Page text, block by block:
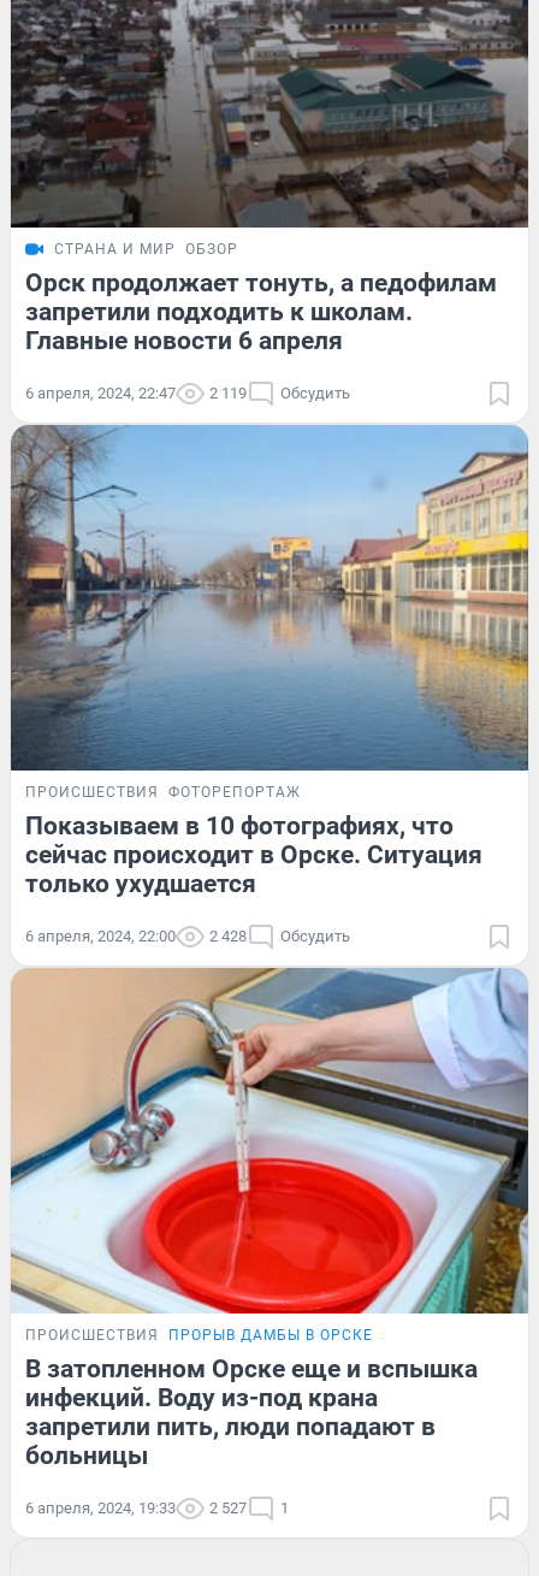
СТРАНА И МИР ОБЗОР
Орск продолжает тонуть, а педофилам
запретили подходить к школам.
Главные новости 6 апреля
6 апреля, 2024, 22:47 2 119 Обсудить
ПРОИСШЕСТВИЯ ФОТОРЕПОРТАЖ
Показываем в 10 фотографиях, что
сейчас происходит в Орске. Ситуация
только ухудшается
6 апреля, 2024, 22:00 2 428 Обсудить
ПРОИСШЕСТВИЯ ПРОРЫВ ДАМБЫ В ОРСКЕ
В затопленном Орске еще и вспышка
инфекций. Воду из-под крана
запретили пить, люди попадают в
больницы
6 апреля, 2024, 19:33 2 527 1